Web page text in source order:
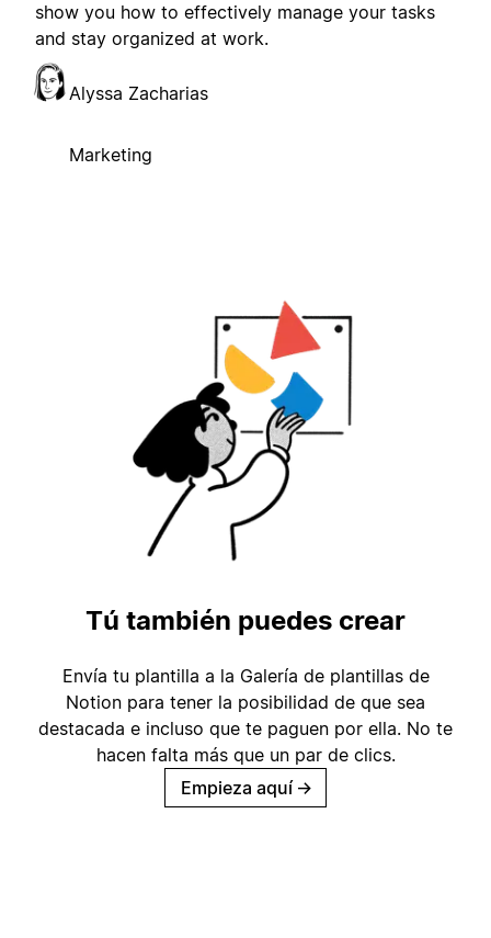
show you how to effectively manage your tasks
and stay organized at work.
Alyssa Zacharias
Marketing
Tú también puedes crear
Envía tu plantilla a la Galería de plantillas de
Notion para tener la posibilidad de que sea
destacada e incluso que te paguen por ella. No te
hacen falta más que un par de clics.
Empieza aquí →